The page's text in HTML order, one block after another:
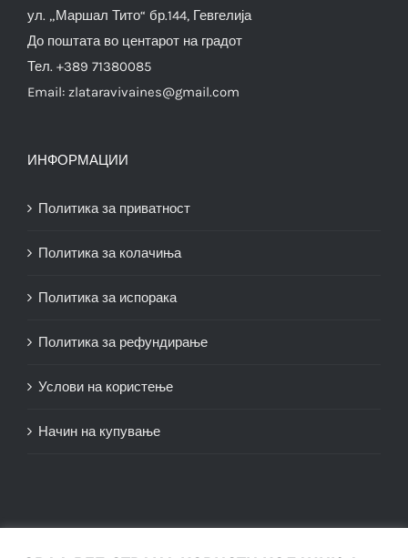
ул. „Маршал Тито“ бр.144, Гевгелија
До поштата во центарот на градот
Тел. +389 71380085
Email: zlataravivaines@gmail.com
ИНФОРМАЦИИ
Политика за приватност
Политика за колачиња
Политика за испорака
Политика за рефундирање
Услови на користење
Начин на купување